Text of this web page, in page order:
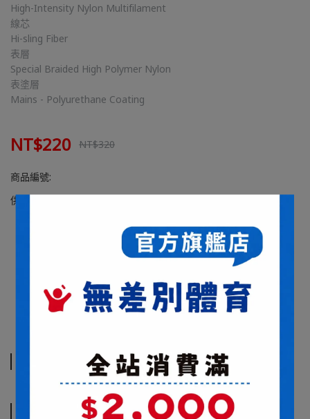
High-Intensity Nylon Multifilament
線芯
Hi-sling Fiber
表層
Special Braided High Polymer Nylon
表塗層
Mains - Polyurethane Coating
NT$220 NT$320
商品編號:
供貨狀況: